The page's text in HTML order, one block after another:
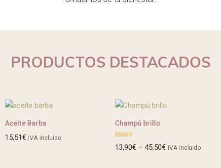
PRODUCTOS DESTACADOS
Aceite Barba
15,51€ IVA incluido
Champú brillo
Valorado
con
13,90€ – 45,50€ IVA incluido